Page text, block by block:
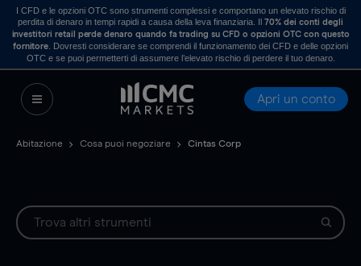
I CFD e le opzioni OTC sono strumenti complessi e comportano un elevato rischio di
perdita di denaro in tempi rapidi a causa della leva finanziaria. Il70% dei conti degli
investitori retail perde denaro quando fa trading su CFD o opzioni OTC con questo
fornitore . Dovresti considerare se comprendi il funzionamento dei CFD e delle opzioni
OTC e se puoi permetterti di assumere l’elevato rischio di perdere il tuo denaro.
Apri un conto
Abitazione Cosa puoi negoziare Cintas Corp